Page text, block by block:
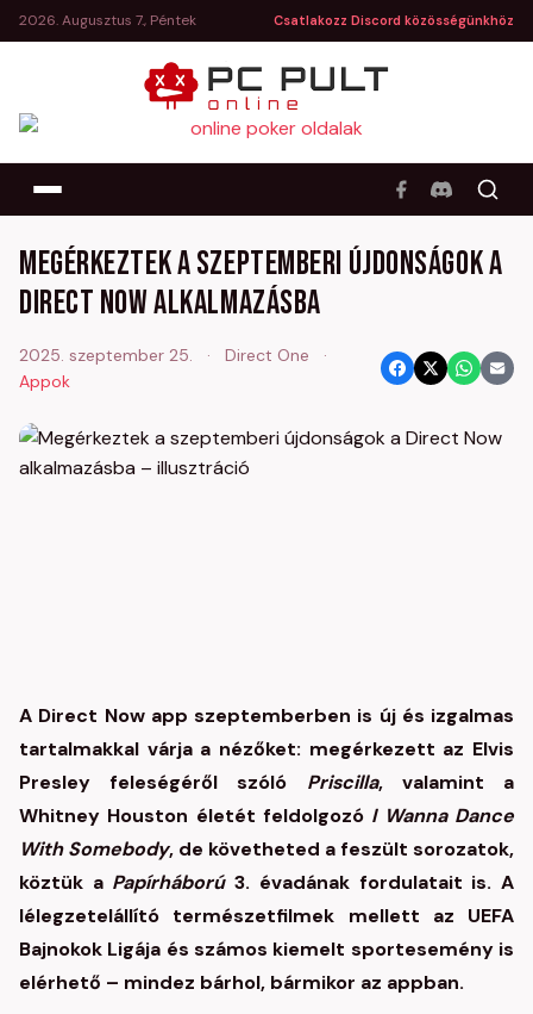
2026. Augusztus 7., Péntek Csatlakozz Discord közösségünkhöz
Megérkeztek a szeptemberi újdonságok a
Direct Now alkalmazásba
2025. szeptember 25. · Direct One
·
Appok
A Direct Now app szeptemberben is új és izgalmas
tartalmakkal várja a nézőket: megérkezett az Elvis
Presley feleségéről szóló Priscilla, valamint a
Whitney Houston életét feldolgozó I Wanna Dance
With Somebody, de követheted a feszült sorozatok,
köztük a Papírháború3. évadának fordulatait is. A
lélegzetelállító természetfilmek mellett az UEFA
Bajnokok Ligája és számos kiemelt sportesemény is
elérhető – mindez bárhol, bármikor az appban.